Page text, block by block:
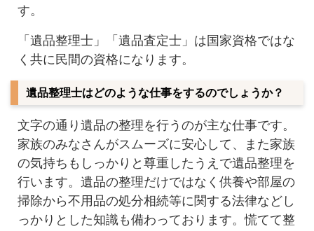
す。
「遺品整理士」「遺品査定士」は国家資格ではな
く共に民間の資格になります。
遺品整理士はどのような仕事をするのでしょうか？
文字の通り遺品の整理を行うのが主な仕事です。
家族のみなさんがスムーズに安心して、また家族
の気持ちもしっかりと尊重したうえで遺品整理を
行います。遺品の整理だけではなく供養や部屋の
掃除から不用品の処分相続等に関する法律などし
っかりとした知識も備わっております。慌てて整